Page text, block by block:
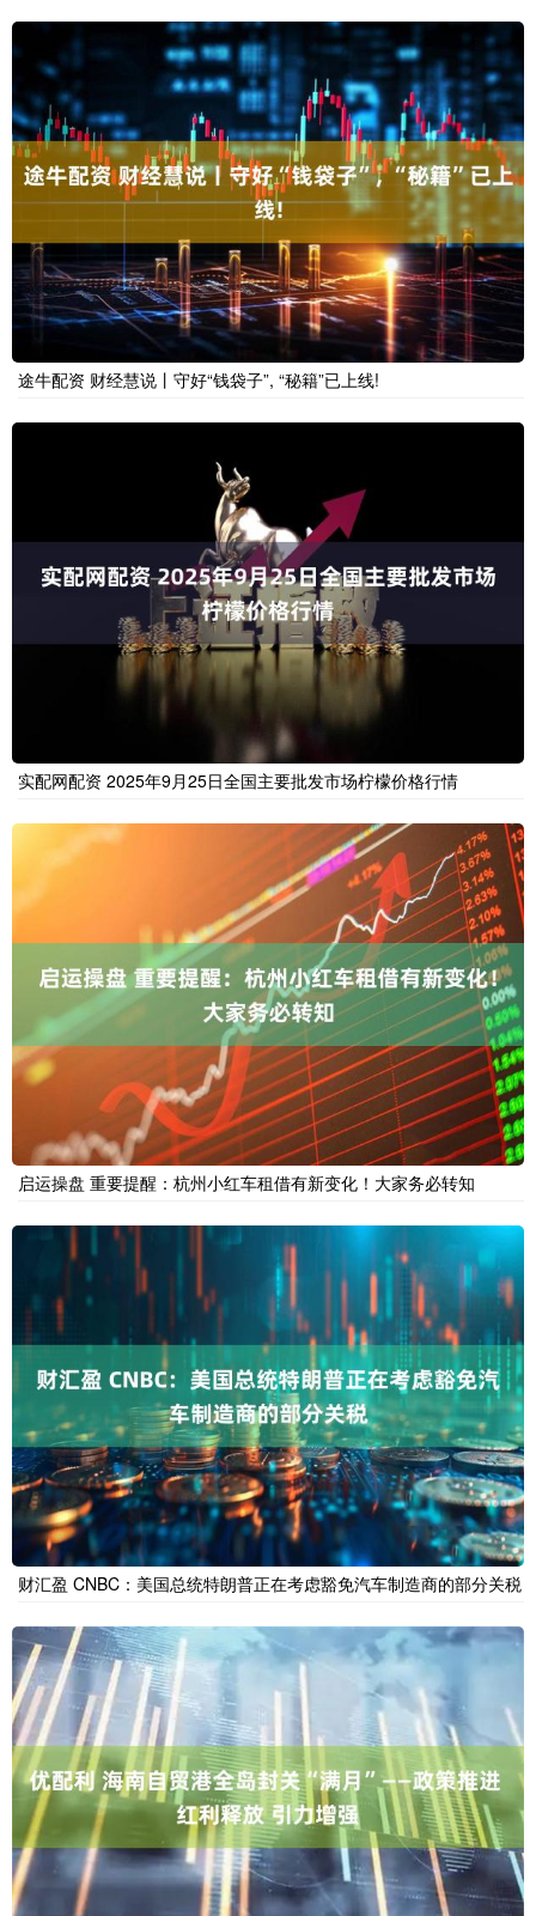
途牛配资 财经慧说丨守好“钱袋子”, “秘籍”已上线!
实配网配资 2025年9月25日全国主要批发市场柠檬价格行情
启运操盘 重要提醒：杭州小红车租借有新变化！大家务必转知
财汇盈 CNBC：美国总统特朗普正在考虑豁免汽车制造商的部分关税